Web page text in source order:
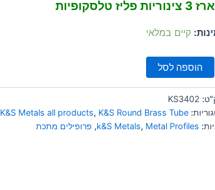
פליז טלסקופיות
קיים במלאי
הוספה לסל
KS3402
K&S Metals all products, K&S Round Brass Tube
k&S Metals, Metal Profiles
, פרופילים מתכת